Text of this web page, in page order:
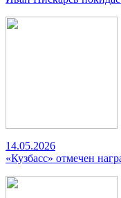
14.05.2026
«Кузбасс» отмечен